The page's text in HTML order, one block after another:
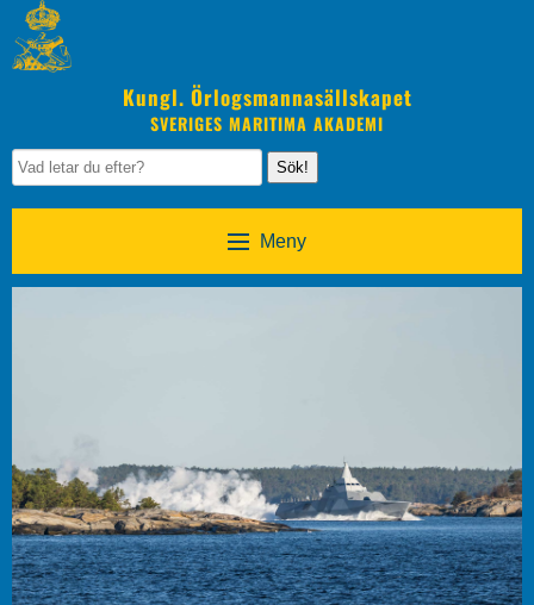
Kungl. Örlogsmannasällskapet
SVERIGES MARITIMA AKADEMI
Sök!
Meny